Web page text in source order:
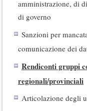
amministrazione, di
di governo
Sanzioni per
comunicazione dei
Rendiconti gruppi
regionali/provinciali
Articolazione degli